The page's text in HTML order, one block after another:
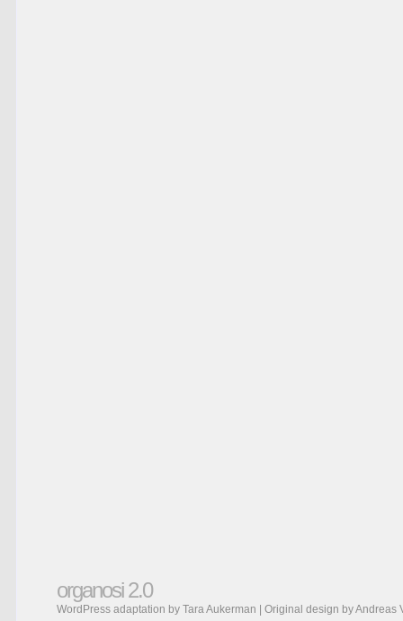
organosi 2.0
WordPress adaptation by Tara Aukerman | Original design byAndreas